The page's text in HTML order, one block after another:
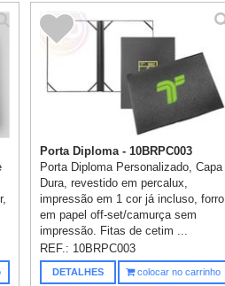
Porta Diploma - 10BRPC003
Porta Diploma Personalizado, Capa
Dura, revestido em percalux,
impressão em 1 cor já incluso, forro
em papel off-set/camurça sem
impressão. Fitas de cetim ...
REF.: 10BRPC003
DETALHES colocar no carrinho